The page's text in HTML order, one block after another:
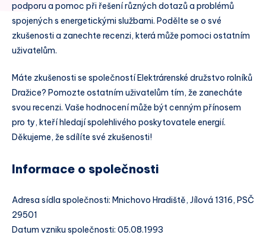
podporu a pomoc při řešení různých dotazů a problémů
spojených s energetickými službami. Podělte se o své
zkušenosti a zanechte recenzi, která může pomoci ostatním
uživatelům.
Máte zkušenosti se společností Elektrárenské družstvo rolníků
Dražice? Pomozte ostatním uživatelům tím, že zanecháte
svou recenzi. Vaše hodnocení může být cenným přínosem
pro ty, kteří hledají spolehlivého poskytovatele energií.
Děkujeme, že sdílíte své zkušenosti!
Informace o společnosti
Adresa sídla společnosti: Mnichovo Hradiště, Jílová 1316, PSČ
29501
Datum vzniku společnosti: 05.08.1993